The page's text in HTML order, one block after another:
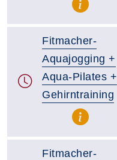
Fitmacher-
Aquajogging +
Aqua-Pilates +
Gehirntraining
Fitmacher-